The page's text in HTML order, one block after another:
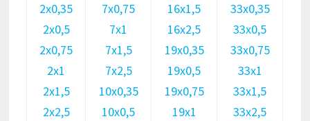
2х0,35
2х0,5
2х0,75
2х1
2х1,5
2х2,5
7х0,75
7х1
7х1,5
7х2,5
10х0,35
10х0,5
16х1,5
16х2,5
19х0,35
19х0,5
19х0,75
19х1
33х0,35
33х0,5
33х0,75
33х1
33х1,5
33х2,5